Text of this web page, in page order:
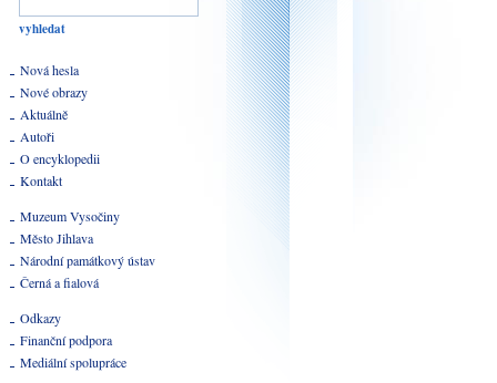
Nová hesla
Nové obrazy
Aktuálně
Autoři
O encyklopedii
Kontakt
Muzeum Vysočiny
Město Jihlava
Národní památkový ústav
Černá a fialová
Odkazy
Finanční podpora
Mediální spolupráce